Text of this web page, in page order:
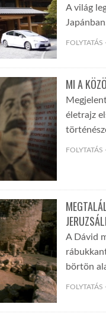
A világ
MI A
életrajz
A Dávid
börtön